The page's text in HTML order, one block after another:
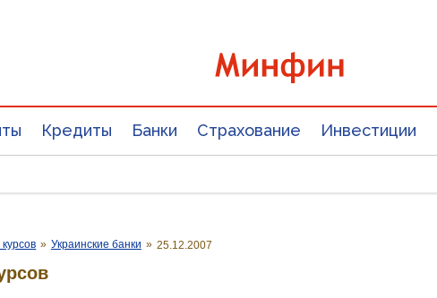
Кредиты Банки Страхование Инвестиции
» Украинские банки » 25.12.2007